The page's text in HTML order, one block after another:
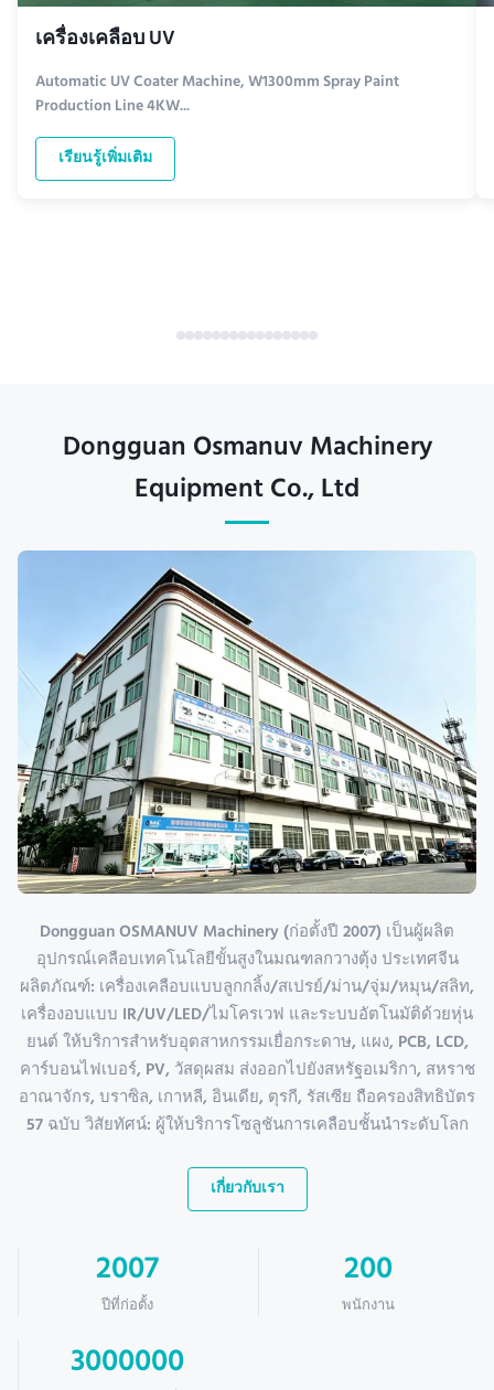
เครื่องเคลือบ UV
Automatic UV Coater Machine, W1300mm Spray Paint
Production Line 4KW...
เรียนรู้เพิ่มเติม
Dongguan Osmanuv Machinery
Equipment Co., Ltd
Dongguan OSMANUV Machinery (ก่อตั้งปี 2007) เป็นผู้ผลิต
อุปกรณ์เคลือบเทคโนโลยีขั้นสูงในมณฑลกวางตุ้ง ประเทศจีน
ผลิตภัณฑ์: เครื่องเคลือบแบบลูกกลิ้ง/สเปรย์/ม่าน/จุ่ม/หมุน/สลิท,
เครื่องอบแบบ IR/UV/LED/ไมโครเวฟ และระบบอัตโนมัติด้วยหุ่น
ยนต์ ให้บริการสำหรับอุตสาหกรรมเยื่อกระดาษ, แผง, PCB, LCD,
คาร์บอนไฟเบอร์, PV, วัสดุผสม ส่งออกไปยังสหรัฐอเมริกา, สหราช
อาณาจักร, บราซิล, เกาหลี, อินเดีย, ตุรกี, รัสเซีย ถือครองสิทธิบัตร
57 ฉบับ วิสัยทัศน์: ผู้ให้บริการโซลูชันการเคลือบชั้นนำระดับโลก
เกี่ยวกับเรา
2007
ปีที่ก่อตั้ง
200
พนักงาน
3000000